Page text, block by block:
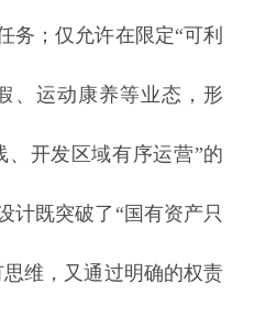
务；仅允许在限定“可利
、运动康养等业态，形
、开发区域有序运营”的
计既突破了“国有资产只
维，又通过明确的权责